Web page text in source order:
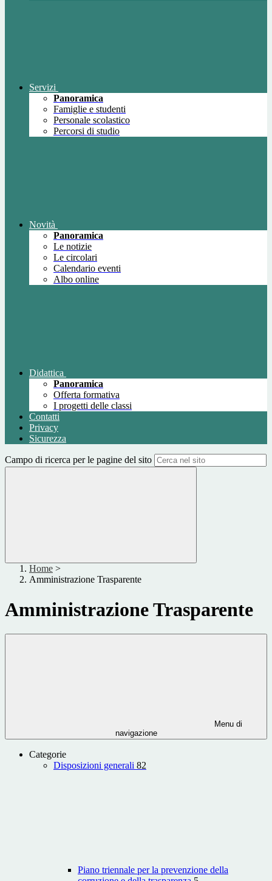
Servizi
Panoramica
Famiglie e studenti
Personale scolastico
Percorsi di studio
Novità
Panoramica
Le notizie
Le circolari
Calendario eventi
Albo online
Didattica
Panoramica
Offerta formativa
I progetti delle classi
Contatti
Privacy
Sicurezza
Campo di ricerca per le pagine del sito
Home >
Amministrazione Trasparente
Amministrazione Trasparente
Menu di
navigazione
Categorie
Disposizioni generali 82
Piano triennale per la prevenzione della